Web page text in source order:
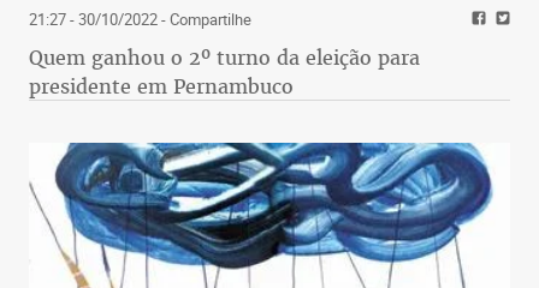
21:27 - 30/10/2022- Compartilhe
Quem ganhou o 2º turno da eleição para
presidente em Pernambuco